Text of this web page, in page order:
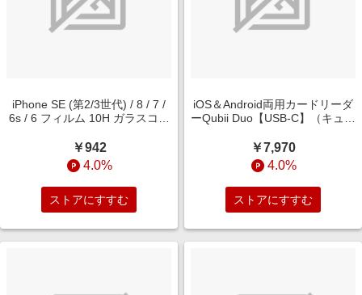
iPhone SE (第2/3世代) / 8 / 7 /
6s / 6 フィルム 10H ガラスコー
P35FT/V10
￥942
4.0%
ストアにすすむ
iOS＆Android両用カードリーダ
ーQubii Duo【USB-C】（キュー
ズゴールド MKPQC-RG
￥7,970
4.0%
ストアにすすむ